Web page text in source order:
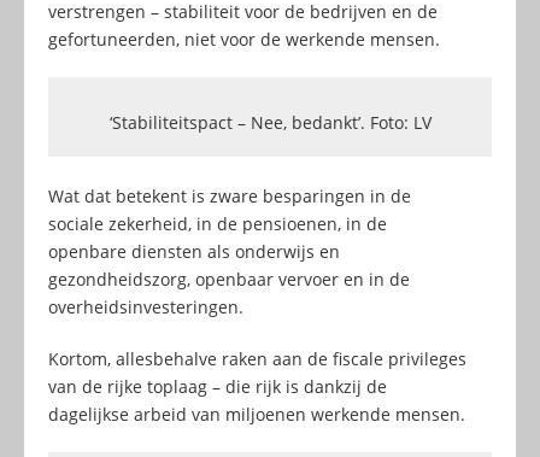
verstrengen – stabiliteit voor de bedrijven en de
gefortuneerden, niet voor de werkende mensen.
‘Stabiliteitspact – Nee, bedankt’. Foto: LV
Wat dat betekent is zware besparingen in de
sociale zekerheid, in de pensioenen, in de
openbare diensten als onderwijs en
gezondheidszorg, openbaar vervoer en in de
overheidsinvesteringen.
Kortom, allesbehalve raken aan de fiscale privileges
van de rijke toplaag – die rijk is dankzij de
dagelijkse arbeid van miljoenen werkende mensen.